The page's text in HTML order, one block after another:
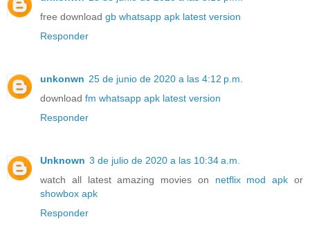
free download gb whatsapp apk latest version
Responder
unkonwn 25 de junio de 2020 a las 4:12 p.m.
download fm whatsapp apk latest version
Responder
Unknown 3 de julio de 2020 a las 10:34 a.m.
watch all latest amazing movies on netflix mod apk or
showbox apk
Responder